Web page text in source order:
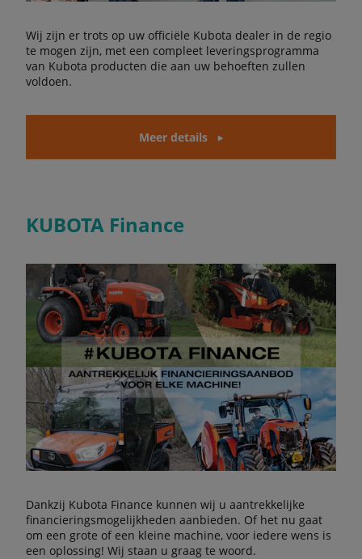
Wij zijn er trots op uw officiële Kubota dealer in de regio
te mogen zijn, met een compleet leveringsprogramma
van Kubota producten die aan uw behoeften zullen
voldoen.
Meer details
KUBOTA Finance
Dankzij Kubota Finance kunnen wij u aantrekkelijke
financieringsmogelijkheden aanbieden. Of het nu gaat
om een grote of een kleine machine, voor iedere wens is
een oplossing! Wij staan u graag te woord.